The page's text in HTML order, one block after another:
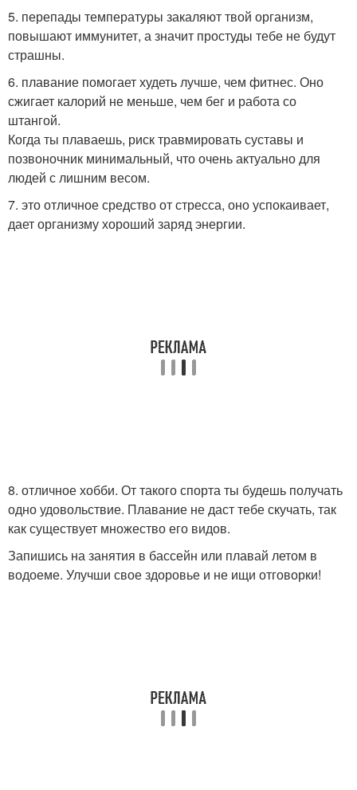
5. перепады температуры закаляют твой организм,
повышают иммунитет, а значит простуды тебе не будут
страшны.
6. плавание помогает худеть лучше, чем фитнес. Оно
сжигает калорий не меньше, чем бег и работа со
штангой.
Когда ты плаваешь, риск травмировать суставы и
позвоночник минимальный, что очень актуально для
людей с лишним весом.
7. это отличное средство от стресса, оно успокаивает,
дает организму хороший заряд энергии.
8. отличное хобби. От такого спорта ты будешь получать
одно удовольствие. Плавание не даст тебе скучать, так
как существует множество его видов.
Запишись на занятия в бассейн или плавай летом в
водоеме. Улучши свое здоровье и не ищи отговорки!